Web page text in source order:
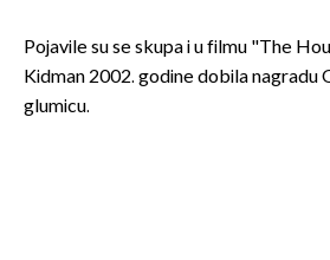
Pojavile su se skupa i u filmu "The
Kidman 2002. godine dobila nagradu
glumicu.